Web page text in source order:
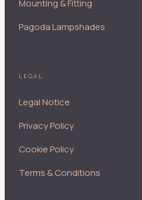
Mounting & Fitting
Pagoda Lampshades
LEGAL
Legal Notice
Privacy Policy
Cookie Policy
Terms & Conditions